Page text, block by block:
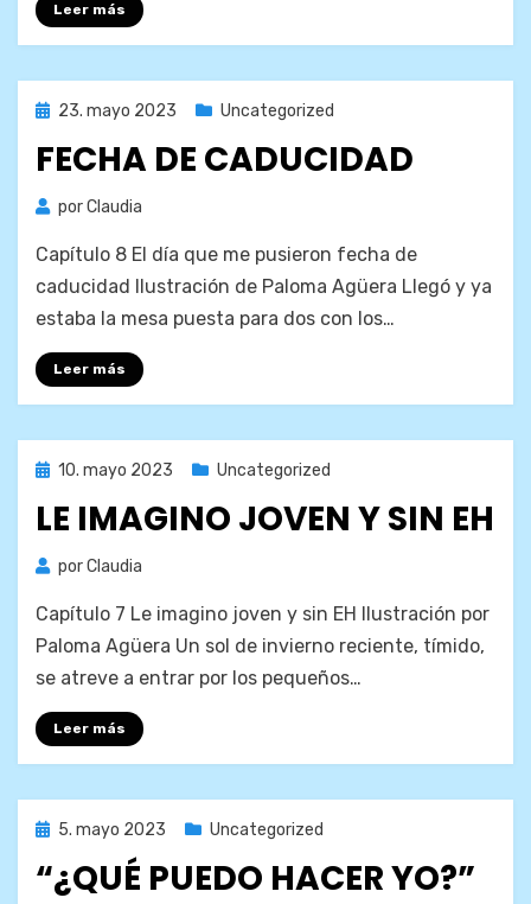
Leer más
Publicada
23. mayo 2023 Uncategorized
FECHA DE CADUCIDAD
porClaudia
Capítulo 8 El día que me pusieron fecha de
caducidad Ilustración de Paloma Agüera Llegó y ya
estaba la mesa puesta para dos con los…
Leer más
Publicada
10. mayo 2023 Uncategorized
LE IMAGINO JOVEN Y SIN EH
porClaudia
Capítulo 7 Le imagino joven y sin EH Ilustración por
Paloma Agüera Un sol de invierno reciente, tímido,
se atreve a entrar por los pequeños…
Leer más
Publicada
5. mayo 2023 Uncategorized
“¿QUÉ PUEDO HACER YO?”